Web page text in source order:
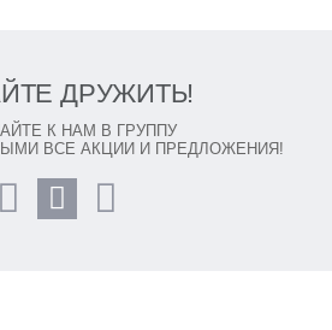
ДРУЖИТЬ!
К НАМ В ГРУППУ
ВСЕ АКЦИИ И ПРЕДЛОЖЕНИЯ!